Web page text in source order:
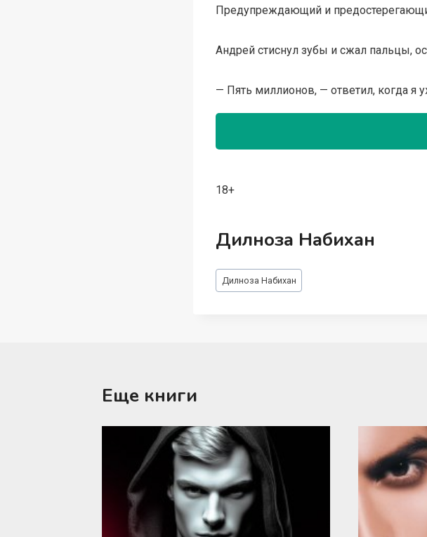
Предупреждающий и
Андрей стиснул зубы и сжал пальцы,
— Пять миллионов, — ответил, когда я
18+
Дилноза Набихан
Метки
записи:
Дилноза Набихан
Еще книги